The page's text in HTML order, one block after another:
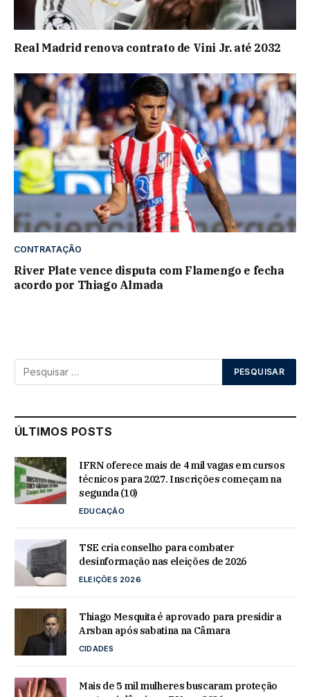
Real Madrid renova contrato de Vini Jr. até 2032
CONTRATAÇÃO
River Plate vence disputa com Flamengo e fecha
acordo por Thiago Almada
ÚLTIMOS POSTS
IFRN oferece mais de 4 mil vagas em cursos
técnicos para 2027. Inscrições começam na
segunda (10)
EDUCAÇÃO
TSE cria conselho para combater
desinformação nas eleições de 2026
ELEIÇÕES 2026
Thiago Mesquita é aprovado para presidir a
Arsban após sabatina na Câmara
CIDADES
Mais de 5 mil mulheres buscaram proteção